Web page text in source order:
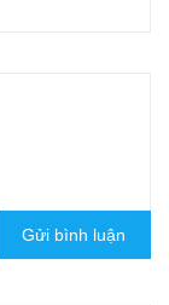
Gửi bình luận